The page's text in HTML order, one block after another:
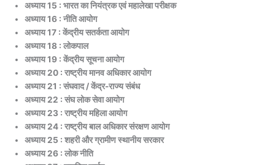
अध्याय 15 : भारत का नियंत्रक एवं महालेखा परीक्षक
अध्याय 16 : नीति आयोग
अध्याय 17 : केंद्रीय सतर्कता आयोग
अध्याय 18 : लोकपाल
अध्याय 19 : केंद्रीय सूचना आयोग
अध्याय 20 : राष्ट्रीय मानव अधिकार आयोग
अध्याय 21 : संघवाद / केंद्र-राज्य संबंध
अध्याय 22 : संघ लोक सेवा आयोग
अध्याय 23 : राष्ट्रीय महिला आयोग
अध्याय 24 : राष्ट्रीय बाल अधिकार संरक्षण आयोग
अध्याय 25 : शहरी और ग्रामीण स्थानीय सरकार
अध्याय 26 : लोक नीति